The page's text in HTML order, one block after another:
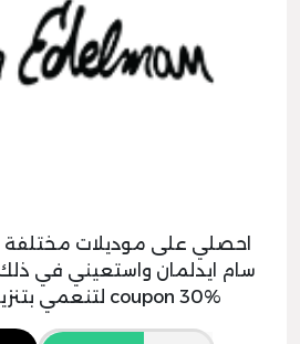
احصلي على موديلات مختلفة
coupon 30% لتنعمي بتنزيلات لا حصر لها.